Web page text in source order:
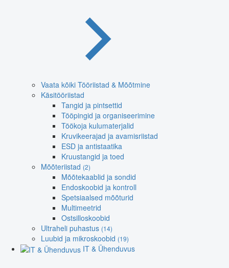
Vaata kõiki Tööriistad & Mõõtmine
Käsitööriistad
Tangid ja pintsettid
Tööpingid ja organiseerimine
Töökoja kulumaterjalid
Kruvikeerajad ja avamisriistad
ESD ja antistaatika
Kruustangid ja toed
Mõõteriistad (2)
Mõõtekaablid ja sondid
Endoskoobid ja kontroll
Spetsiaalsed mõõturid
Multimeetrid
Ostsilloskoobid
Ultraheli puhastus (14)
Luubid ja mikroskoobid (19)
IT & Ühenduvus